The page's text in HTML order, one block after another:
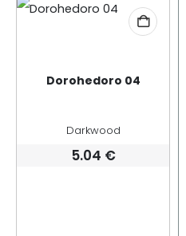
Dorohedoro 04
Darkwood
5.04 €